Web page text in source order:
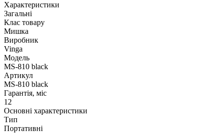
Характеристики
Загальні
Клас товару
Мишка
Виробник
Vinga
Модель
MS-810 black
Артикул
MS-810 black
Гарантія, міс
12
Основні характеристики
Тип
Портативні